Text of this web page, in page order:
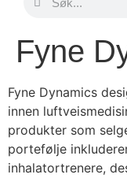
Fyne
Fyne Dynamics
innen
produkter som
portefølje
inhalatortrenere,